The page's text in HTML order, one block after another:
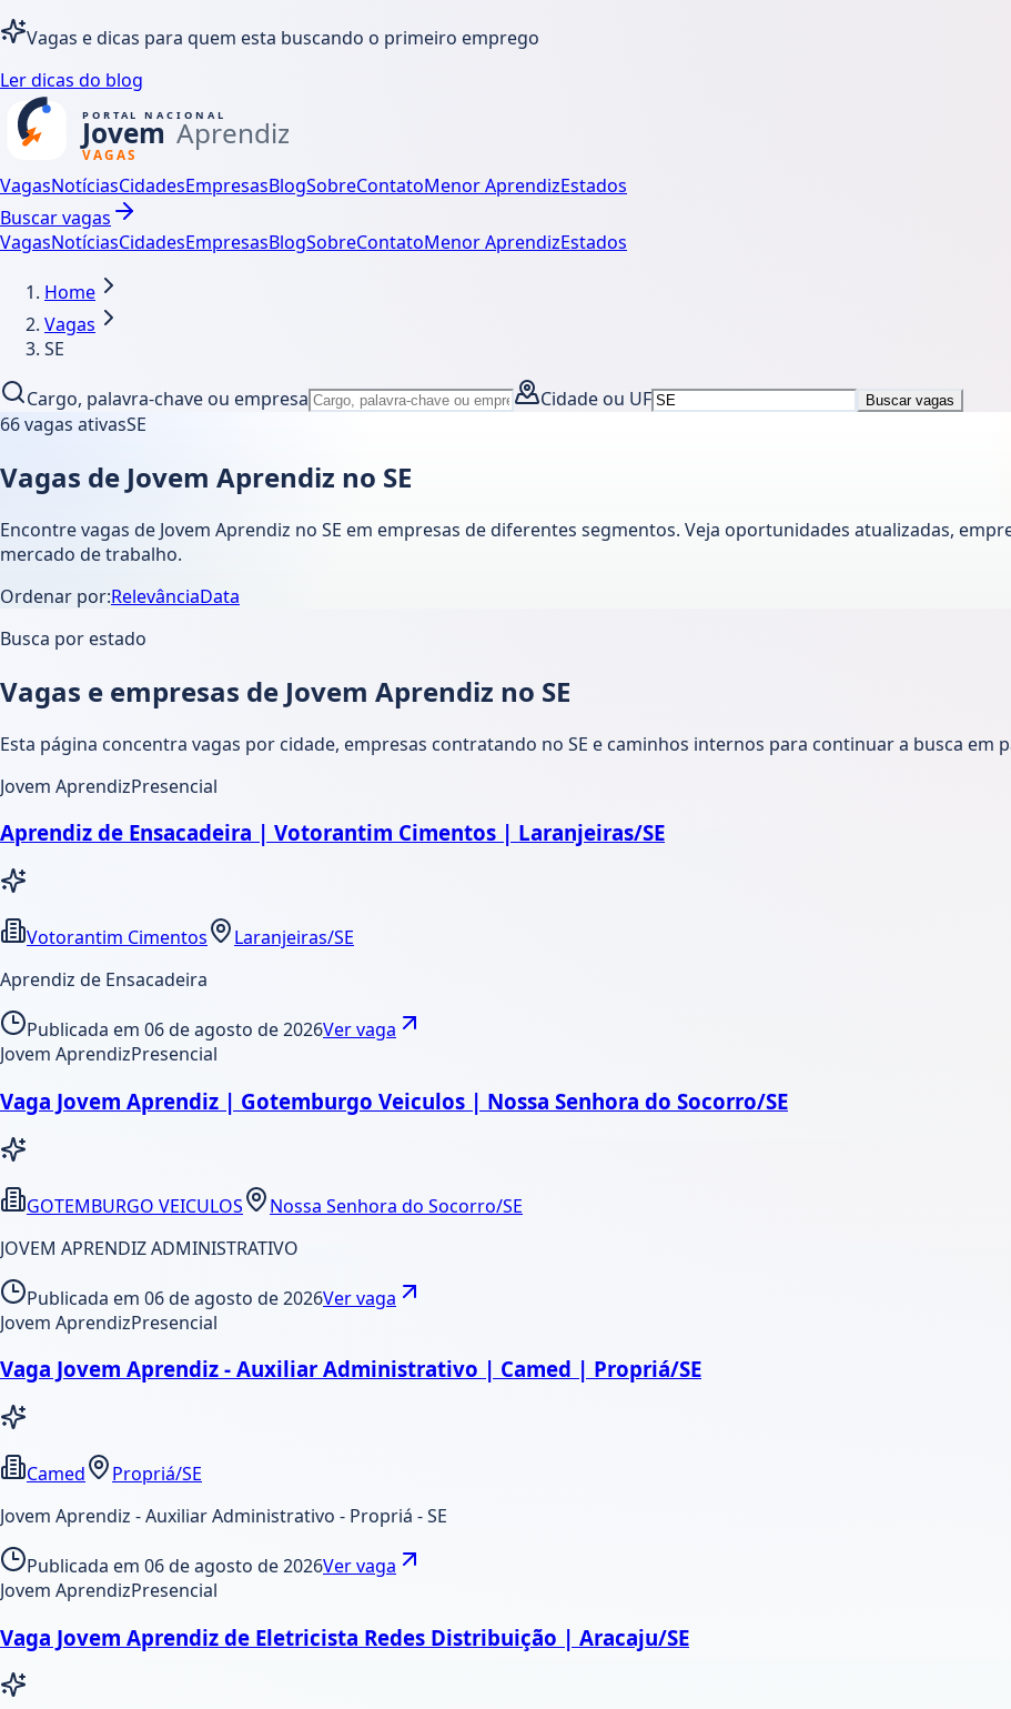
Vagas e dicas para quem esta buscando o primeiro emprego
Ler dicas do blog
VagasNotíciasCidadesEmpresasBlogSobreContatoMenor AprendizEstados
Buscar vagas
VagasNotíciasCidadesEmpresasBlogSobreContatoMenor AprendizEstados
Home
Vagas
SE
Cargo, palavra-chave ou empresa Cidade ou UF Buscar vagas
66vagas ativasSE
Vagas de Jovem Aprendiz no SE
Encontre vagas de Jovem Aprendiz no SE em empresas de diferentes segmentos. Veja oportunidades atualizadas,
mercado de trabalho.
Ordenar por:RelevânciaData
Busca por estado
Vagas e empresas de Jovem Aprendiz no SE
Esta página concentra vagas por cidade, empresas contratando no SE e caminhos internos para continuar a busca em
Jovem AprendizPresencial
Aprendiz de Ensacadeira | Votorantim Cimentos | Laranjeiras/SE
Votorantim Cimentos
Laranjeiras/SE
Aprendiz de Ensacadeira
Publicada em 06 de agosto de 2026Ver vaga
Jovem AprendizPresencial
Vaga Jovem Aprendiz | Gotemburgo Veiculos | Nossa Senhora do Socorro/SE
GOTEMBURGO VEICULOS
Nossa Senhora do Socorro/SE
JOVEM APRENDIZ ADMINISTRATIVO
Publicada em 06 de agosto de 2026Ver vaga
Jovem AprendizPresencial
Vaga Jovem Aprendiz - Auxiliar Administrativo | Camed | Propriá/SE
Camed
Propriá/SE
Jovem Aprendiz - Auxiliar Administrativo - Propriá - SE
Publicada em 06 de agosto de 2026Ver vaga
Jovem AprendizPresencial
Vaga Jovem Aprendiz de Eletricista Redes Distribuição | Aracaju/SE